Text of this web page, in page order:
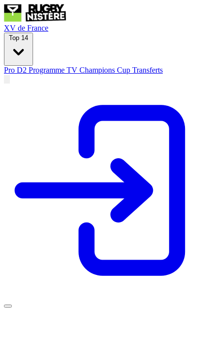
XV de France
Top 14
Pro D2 Programme TV Champions Cup Transferts